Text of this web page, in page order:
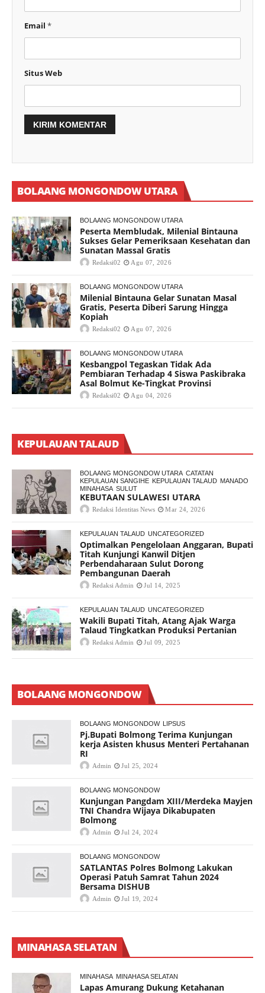
Email *
Situs Web
BOLAANG MONGONDOW UTARA
BOLAANG MONGONDOW UTARA
Peserta Membludak, Milenial Bintauna
Sukses Gelar Pemeriksaan Kesehatan dan
Sunatan Massal Gratis
Redaksi02 Agu 07, 2026
BOLAANG MONGONDOW UTARA
Milenial Bintauna Gelar Sunatan Masal
Gratis, Peserta Diberi Sarung Hingga
Kopiah
Redaksi02 Agu 07, 2026
BOLAANG MONGONDOW UTARA
Kesbangpol Tegaskan Tidak Ada
Pembiaran Terhadap 4 Siswa Paskibraka
Asal Bolmut Ke-Tingkat Provinsi
Redaksi02 Agu 04, 2026
KEPULAUAN TALAUD
BOLAANG MONGONDOW UTARA CATATAN
KEPULAUAN SANGIHE KEPULAUAN TALAUD MANADO
MINAHASA SULUT
KEBUTAAN SULAWESI UTARA
Redaksi Identitas News Mar 24, 2026
KEPULAUAN TALAUD UNCATEGORIZED
Optimalkan Pengelolaan Anggaran, Bupati
Titah Kunjungi Kanwil Ditjen
Perbendaharaan Sulut Dorong
Pembangunan Daerah
Redaksi Admin Jul 14, 2025
KEPULAUAN TALAUD UNCATEGORIZED
Wakili Bupati Titah, Atang Ajak Warga
Talaud Tingkatkan Produksi Pertanian
Redaksi Admin Jul 09, 2025
BOLAANG MONGONDOW
BOLAANG MONGONDOW LIPSUS
Pj.Bupati Bolmong Terima Kunjungan
kerja Asisten khusus Menteri Pertahanan
RI
Admin Jul 25, 2024
BOLAANG MONGONDOW
Kunjungan Pangdam XIII/Merdeka Mayjen
TNI Chandra Wijaya Dikabupaten
Bolmong
Admin Jul 24, 2024
BOLAANG MONGONDOW
SATLANTAS Polres Bolmong Lakukan
Operasi Patuh Samrat Tahun 2024
Bersama DISHUB
Admin Jul 19, 2024
MINAHASA SELATAN
MINAHASA MINAHASA SELATAN
Lapas Amurang Dukung Ketahanan